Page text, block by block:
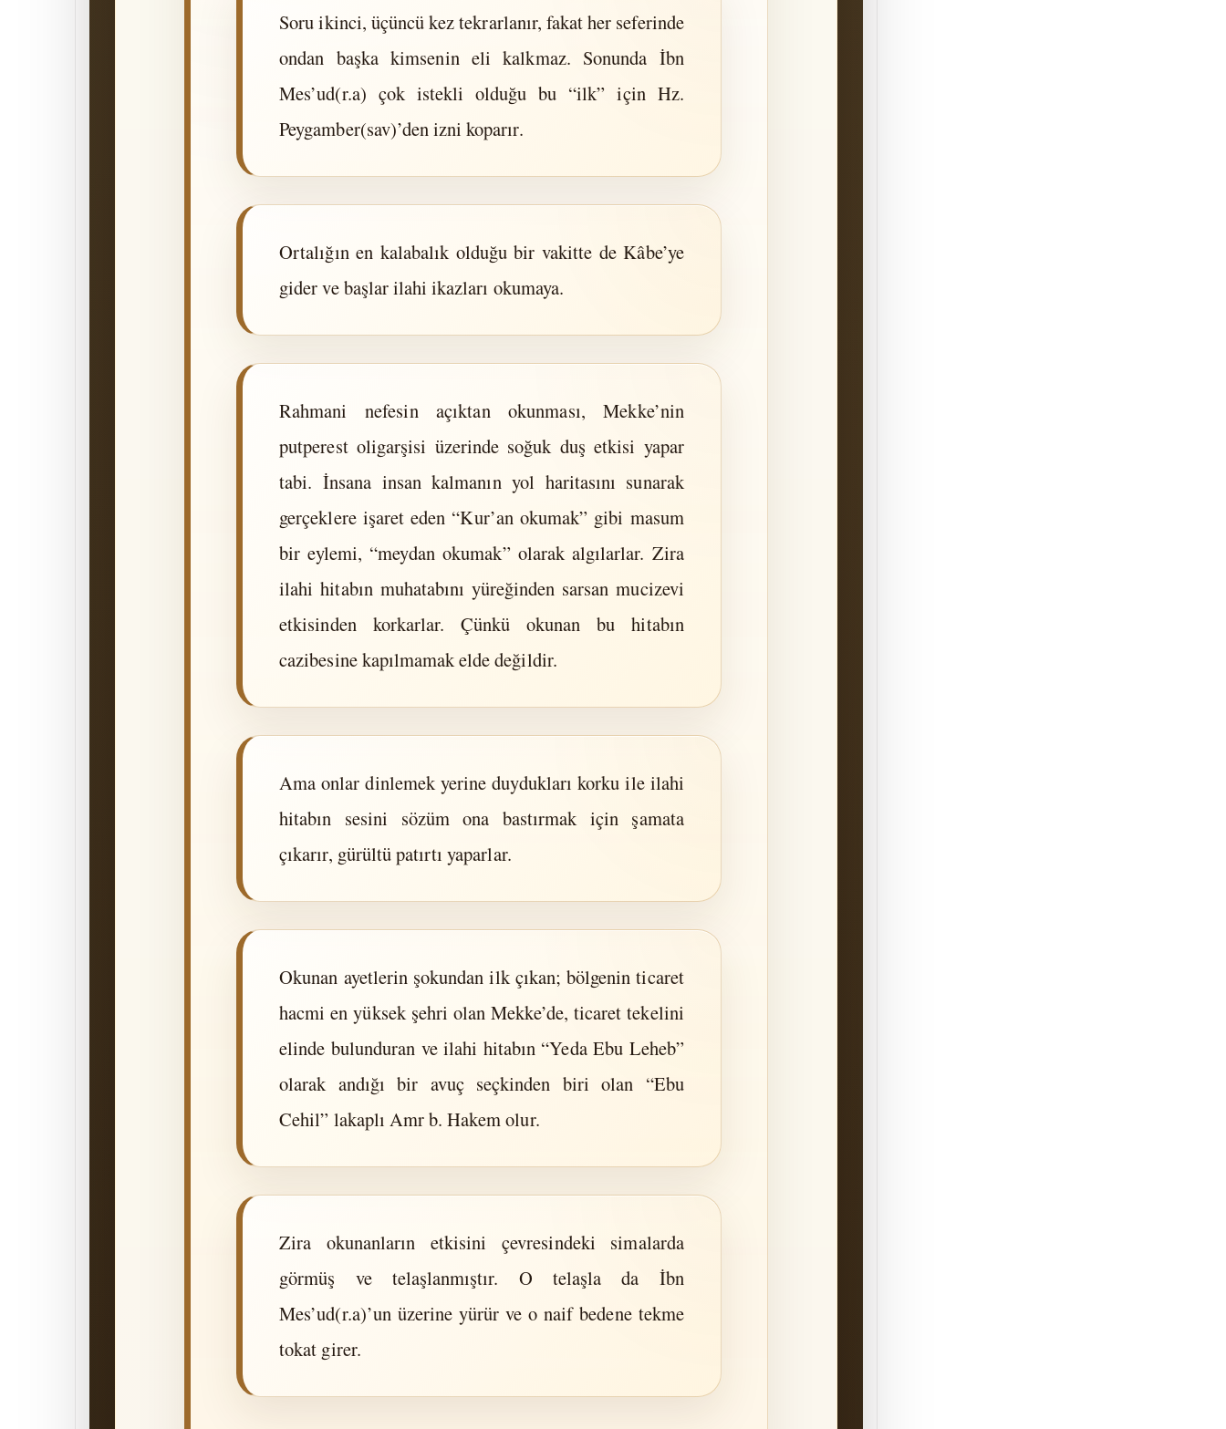
Soru ikinci, üçüncü kez tekrarlanır, fakat her seferinde
ondan başka kimsenin eli kalkmaz. Sonunda İbn
Mes’ud(r.a) çok istekli olduğu bu “ilk” için Hz.
Peygamber(sav)’den izni koparır.
Ortalığın en kalabalık olduğu bir vakitte de Kâbe’ye
gider ve başlar ilahi ikazları okumaya.
Rahmani nefesin açıktan okunması, Mekke’nin
putperest oligarşisi üzerinde soğuk duş etkisi yapar
tabi. İnsana insan kalmanın yol haritasını sunarak
gerçeklere işaret eden “Kur’an okumak” gibi masum
bir eylemi, “meydan okumak” olarak algılarlar. Zira
ilahi hitabın muhatabını yüreğinden sarsan mucizevi
etkisinden korkarlar. Çünkü okunan bu hitabın
cazibesine kapılmamak elde değildir.
Ama onlar dinlemek yerine duydukları korku ile ilahi
hitabın sesini sözüm ona bastırmak için şamata
çıkarır, gürültü patırtı yaparlar.
Okunan ayetlerin şokundan ilk çıkan; bölgenin ticaret
hacmi en yüksek şehri olan Mekke’de, ticaret tekelini
elinde bulunduran ve ilahi hitabın “Yeda Ebu Leheb”
olarak andığı bir avuç seçkinden biri olan “Ebu
Cehil” lakaplı Amr b. Hakem olur.
Zira okunanların etkisini çevresindeki simalarda
görmüş ve telaşlanmıştır. O telaşla da İbn
Mes’ud(r.a)’un üzerine yürür ve o naif bedene tekme
tokat girer.